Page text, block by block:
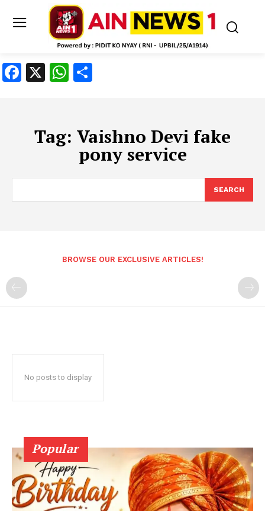
Facebook
X WhatsApp
Tag: Vaishno Devi fake
pony service
SEARCH
BROWSE OUR EXCLUSIVE ARTICLES!
No posts to display
Popular